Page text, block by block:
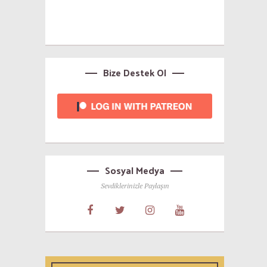
Bize Destek Ol
Sosyal Medya
Sevdiklerinizle Paylaşın